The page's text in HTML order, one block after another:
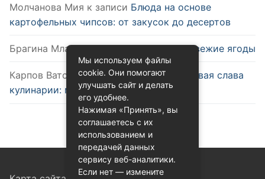
Молчанова Мия к записи Блюда на основе
картофельных чипсов: от закусок до десертов
Брагина Младак записиКак выбрать свежие ягоды
Карпов Ватславк записиУдобство и новая слава
кулинарии: микроволновка
Мы используем файлы
cookie. Они помогают
улучшать сайт и делать
его удобнее.
Нажимая «Принять», вы
соглашаетесь с их
использованием и
передачей данных
сервису веб-аналитики.
Если нет — измените